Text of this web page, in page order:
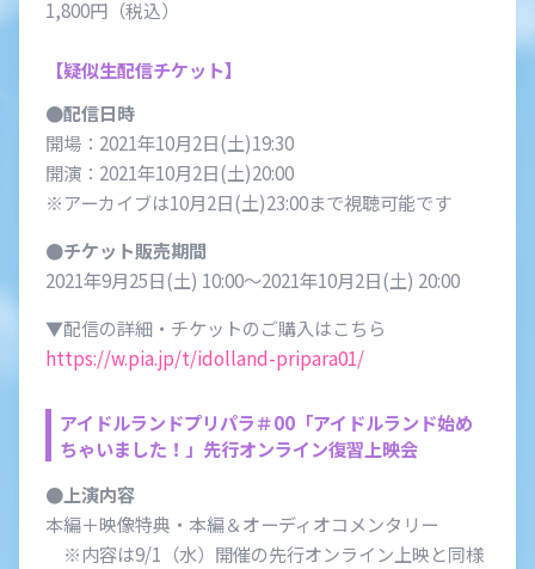
1,800円（税込）
【疑似生配信チケット】
●配信日時
開場：2021年10月2日(土)19:30
開演：2021年10月2日(土)20:00
※アーカイブは10月2日(土)23:00まで視聴可能です
●チケット販売期間
2021年9月25日(土) 10:00～2021年10月2日(土) 20:00
▼配信の詳細・チケットのご購入はこちら
https://w.pia.jp/t/idolland-pripara01/
アイドルランドプリパラ＃00「アイドルランド始め
ちゃいました！」 先行オンライン復習上映会
●上演内容
本編＋映像特典・本編＆オーディオコメンタリー
※内容は9/1（水）開催の先行オンライン上映と同様